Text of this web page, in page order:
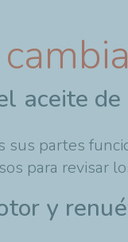
aceite
partes
para revisar
y